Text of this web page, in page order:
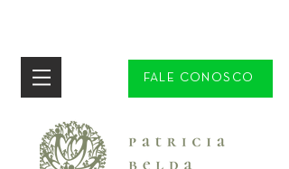
FALE CONOSCO